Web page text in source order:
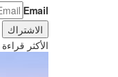
Email
الأكثر قراءة